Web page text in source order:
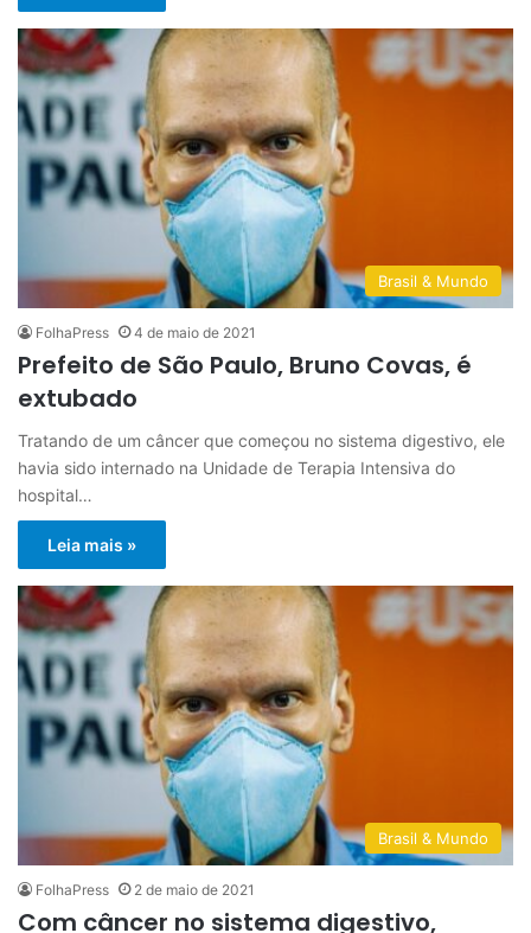
Brasil & Mundo
FolhaPress 4 de maio de 2021
Prefeito de São Paulo, Bruno Covas, é
extubado
Tratando de um câncer que começou no sistema digestivo, ele
havia sido internado na Unidade de Terapia Intensiva do
hospital…
Leia mais »
Brasil & Mundo
FolhaPress 2 de maio de 2021
Com câncer no sistema digestivo,